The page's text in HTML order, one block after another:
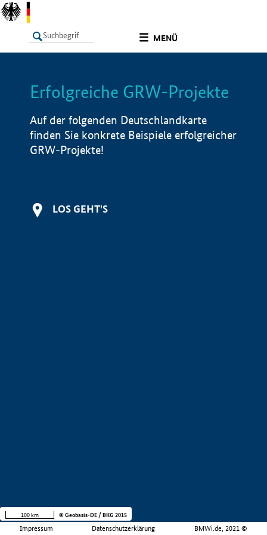
MENÜ
LISTE Info
Erfolgreiche GRW-Projekte
Auf der folgenden Deutschlandkarte
finden Sie konkrete Beispiele erfolgreicher
GRW-Projekte!
LOS GEHT'S
Impressum Datenschutzerklärung BMWi.de, 2021 ©
100 km © Geobasis-DE / BKG 2015